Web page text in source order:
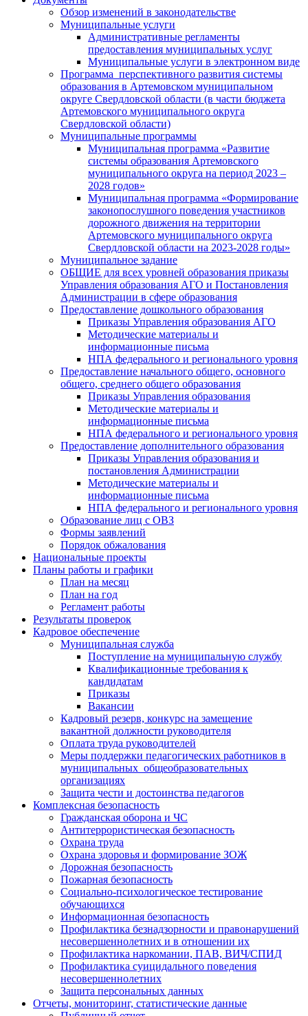
Обзор изменений в законодательстве
Муниципальные услуги
Административные регламенты
предоставления муниципальных услуг
Муниципальные услуги в электронном виде
Программа перспективного развития системы
образования в Артемовском муниципальном
округе Свердловской области (в части бюджета
Артемовского муниципального округа
Свердловской области)
Муниципальные программы
Муниципальная программа «Развитие
системы образования Артемовского
муниципального округа на период 2023 –
2028 годов»
Муниципальная программа «Формирование
законопослушного поведения участников
дорожного движения на территории
Артемовского муниципального округа
Свердловской области на 2023-2028 годы»
Муниципальное задание
ОБЩИЕ для всех уровней образования приказы
Управления образования АГО и Постановления
Администрации в сфере образования
Предоставление дошкольного образования
Приказы Управления образования АГО
Методические материалы и
информационные письма
НПА федерального и регионального уровня
Предоставление начального общего, основного
общего, среднего общего образования
Приказы Управления образования
Методические материалы и
информационные письма
НПА федерального и регионального уровня
Предоставление дополнительного образования
Приказы Управления образования и
постановления Администрации
Методические материалы и
информационные письма
НПА федерального и регионального уровня
Образование лиц с ОВЗ
Формы заявлений
Порядок обжалования
Национальные проекты
Планы работы и графики
План на месяц
План на год
Регламент работы
Результаты проверок
Кадровое обеспечение
Муниципальная служба
Поступление на муниципальную службу
Квалификационные требования к
кандидатам
Приказы
Вакансии
Кадровый резерв, конкурс на замещение
вакантной должности руководителя
Оплата труда руководителей
Меры поддержки педагогических работников в
муниципальных общеобразовательных
организациях
Защита чести и достоинства педагогов
Комплексная безопасность
Гражданская оборона и ЧС
Антитеррористическая безопасность
Охрана труда
Охрана здоровья и формирование ЗОЖ
Дорожная безопасность
Пожарная безопасность
Социально-психологическое тестирование
обучающихся
Информационная безопасность
Профилактика безнадзорности и правонарушений
несовершеннолетних и в отношении их
Профилактика наркомании, ПАВ, ВИЧ/СПИД
Профилактика суицидального поведения
несовершеннолетних
Защита персональных данных
Отчеты, мониторинг, статистические данные